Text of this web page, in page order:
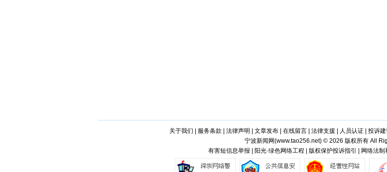
关于我们 服务条款 法律声明 文章发布| 在线留言| 法律支援 人员认证| 投诉建
宁波新闻网(www.tao256.net) © 2026 版权所有 All
有害短信息举报 | 阳光·绿色网络工程 | 版权保护投诉指引 | 网络法